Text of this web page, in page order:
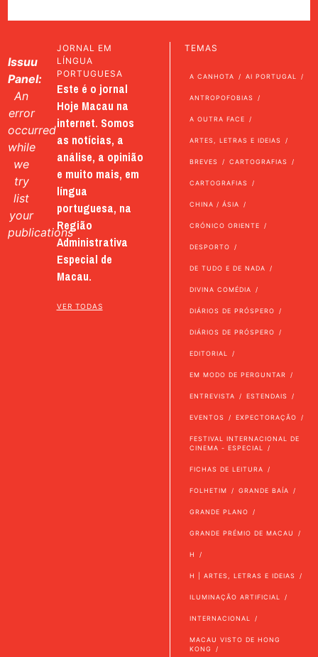
Issuu
Panel:
An
error
occurred
while
we
try
list
your
publications
JORNAL EM
LÍNGUA
PORTUGUESA
Este é o jornal
Hoje Macau na
internet. Somos
as notícias, a
análise, a opinião
e muito mais, em
língua
portuguesa, na
Região
Administrativa
Especial de
Macau.
VER TODAS
TEMAS
A CANHOTA AI PORTUGAL
ANTROPOFOBIAS
A OUTRA FACE
ARTES, LETRAS E IDEIAS
BREVES CARTOGRAFIAS
CARTOGRAFIAS
CHINA / ÁSIA
CRÓNICO ORIENTE
DESPORTO
DE TUDO E DE NADA
DIVINA COMÉDIA
DIÁRIOS DE PRÓSPERO
DIÁRIOS DE PRÓSPERO
EDITORIAL
EM MODO DE PERGUNTAR
ENTREVISTA ESTENDAIS
EVENTOS EXPECTORAÇÃO
FESTIVAL INTERNACIONAL DE
CINEMA - ESPECIAL
FICHAS DE LEITURA
FOLHETIM GRANDE BAÍA
GRANDE PLANO
GRANDE PRÉMIO DE MACAU
H
H | ARTES, LETRAS E IDEIAS
ILUMINAÇÃO ARTIFICIAL
INTERNACIONAL
MACAU VISTO DE HONG
KONG